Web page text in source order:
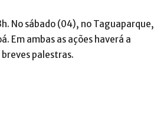
No sábado (04), no Taguaparque,
Em ambas as ações haverá a
palestras.